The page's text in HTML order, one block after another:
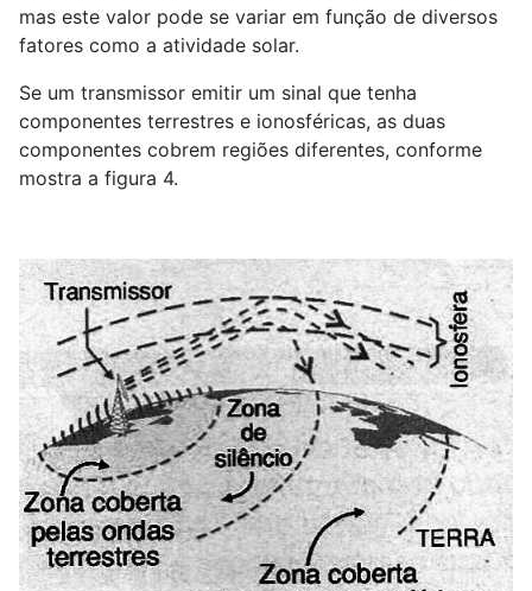
mas este valor pode se variar em função de diversos
fatores como a atividade solar.
Se um transmissor emitir um sinal que tenha
componentes terrestres e ionosféricas, as duas
componentes cobrem regiões diferentes, conforme
mostra a figura 4.